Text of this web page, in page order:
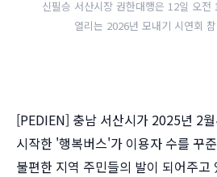
신필승 서산시장 권한대행은 12일 오전
열리는 2026년 모내기 시연회
[PEDIEN] 충남 서산시가 2025년 2
시작한 '행복버스'가 이용자 수를 꾸
불편한 지역 주민들의 발이 되어주고